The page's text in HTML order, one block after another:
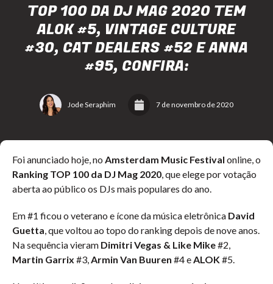
TOP 100 DA DJ MAG 2020 TEM
ALOK #5, VINTAGE CULTURE
#30, CAT DEALERS #52 E ANNA
#95, CONFIRA:
Jode Seraphim 7 de novembro de 2020
Foi anunciado hoje, no Amsterdam Music Festival online, o
Ranking TOP 100 da DJ Mag 2020, que elege por votação
aberta ao público os DJs mais populares do ano.
Em #1 ficou o veterano e ícone da música eletrônica David
Guetta, que voltou ao topo do ranking depois de nove anos.
Na sequência vieram Dimitri Vegas & Like Mike#2,
Martin Garrix #3,Armin Van Buuren #4 eALOK#5.